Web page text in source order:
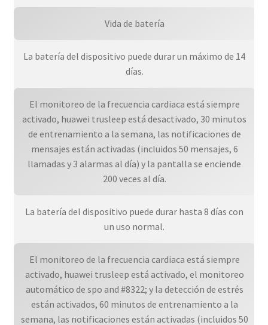
Vida de batería
La batería del dispositivo puede durar un máximo de 14
días.
El monitoreo de la frecuencia cardiaca está siempre
activado, huawei trusleep está desactivado, 30 minutos
de entrenamiento a la semana, las notificaciones de
mensajes están activadas (incluidos 50 mensajes, 6
llamadas y 3 alarmas al día) y la pantalla se enciende
200 veces al día.
La batería del dispositivo puede durar hasta 8 días con
un uso normal.
El monitoreo de la frecuencia cardiaca está siempre
activado, huawei trusleep está activado, el monitoreo
automático de spo and #8322; y la detección de estrés
están activados, 60 minutos de entrenamiento a la
semana, las notificaciones están activadas (incluidos 50